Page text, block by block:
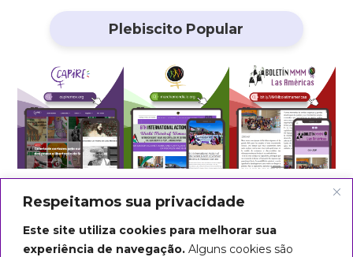
Respeitamos sua privacidade
Este site utiliza cookies para melhorar sua
experiência de navegação. Alguns cookies são
Plebiscito Popular